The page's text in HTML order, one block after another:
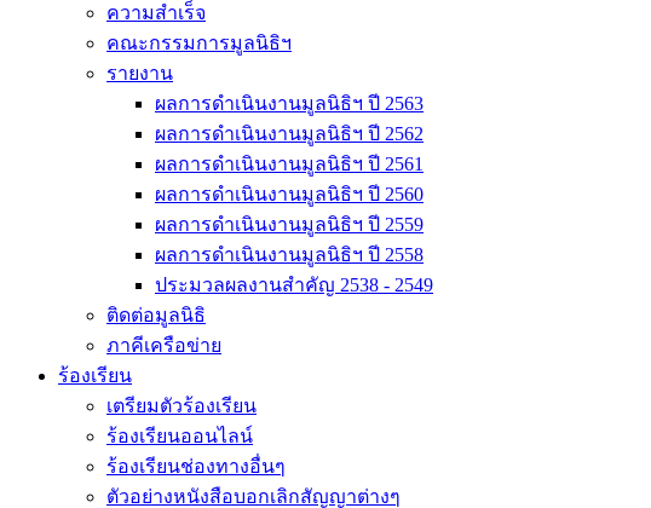
ความสำเร็จ
คณะกรรมการมูลนิธิฯ
รายงาน
ผลการดำเนินงานมูลนิธิฯ ปี 2563
ผลการดำเนินงานมูลนิธิฯ ปี 2562
ผลการดำเนินงานมูลนิธิฯ ปี 2561
ผลการดำเนินงานมูลนิธิฯ ปี 2560
ผลการดำเนินงานมูลนิธิฯ ปี 2559
ผลการดำเนินงานมูลนิธิฯ ปี 2558
ประมวลผลงานสำคัญ 2538 - 2549
ติดต่อมูลนิธิ
ภาคีเครือข่าย
ร้องเรียน
เตรียมตัวร้องเรียน
ร้องเรียนออนไลน์
ร้องเรียนช่องทางอื่นๆ
ตัวอย่างหนังสือบอกเลิกสัญญาต่างๆ